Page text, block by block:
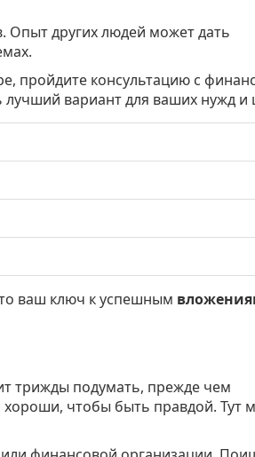
Опыт других людей может дать
пройдите консультацию с
вариант для ваших нужд и
ваш ключ к успешным
трижды подумать, прежде чем
чтобы быть правдой. Тут